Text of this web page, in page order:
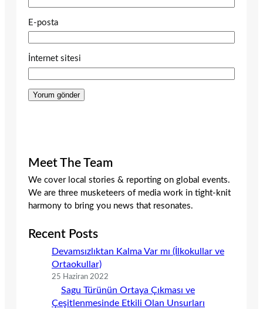
E-posta
İnternet sitesi
Meet The Team
We cover local stories & reporting on global events.
We are three musketeers of media work in tight-knit
harmony to bring you news that resonates.
Recent Posts
Devamsızlıktan Kalma Var mı (İlkokullar ve
Ortaokullar)
25 Haziran 2022
Sagu Türünün Ortaya Çıkması ve
Çeşitlenmesinde Etkili Olan Unsurları